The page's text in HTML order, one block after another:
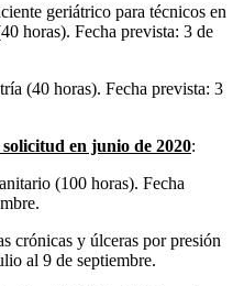
geriátrico para técnicos en
horas). Fecha prevista: 3 de
(40 horas). Fecha prevista: 3
en junio de 2020:
(100 horas). Fecha
crónicas y úlceras por presión
al 9 de septiembre.